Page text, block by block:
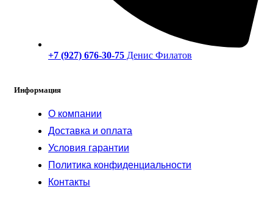
+7 (927) 676-30-75 Денис Филатов
Информация
О компании
Доставка и оплата
Условия гарантии
Политика конфиденциальности
Контакты